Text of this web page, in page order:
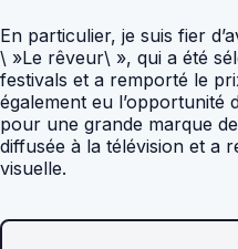
En particulier, je suis fier
\ »Le rêveur\ », qui a été
festivals et a remporté le
également eu l’opportunité
pour une grande marque
diffusée à la télévision et a
visuelle.